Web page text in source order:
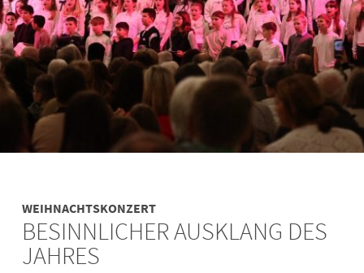
WEIHNACHTSKONZERT
BESINNLICHER AUSKLANG DES
JAHRES